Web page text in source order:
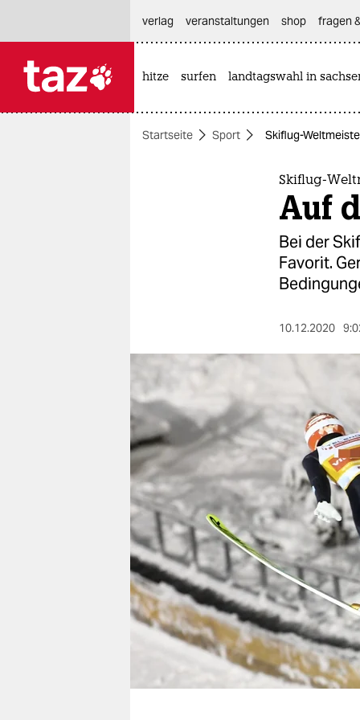
themen
berlin
nord
wahrheit
verlag
verlag
veranstaltungen
shop
fragen & hilfe
unterstützen
genossenschaft
verlag
veranstaltungen shop fragen
hitze surfen landtagswahl in
Startseite Sport Skiflug-
Skiflug-
Auf
Bei der
Favorit.
10.12.2020